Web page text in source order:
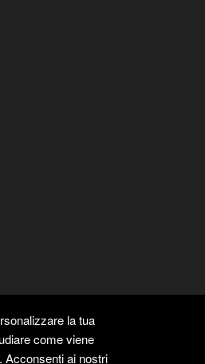
la tua
come viene
Acconsenti ai nostri